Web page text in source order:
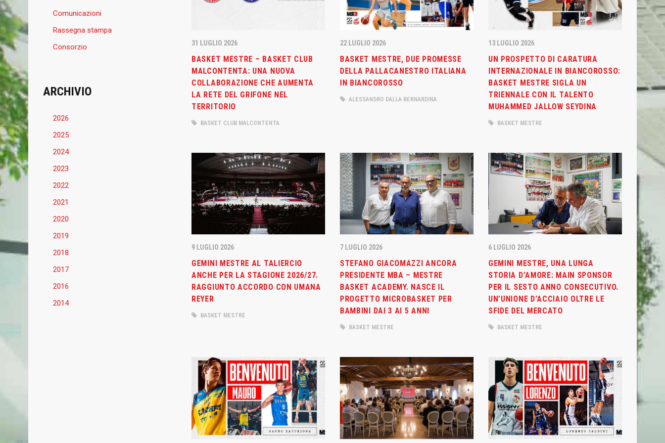
31 LUGLIO 2026
BASKET MESTRE – BASKET CLUB
MALCONTENTA: UNA NUOVA
COLLABORAZIONE CHE AUMENTA
LA RETE DEL GRIFONE NEL
TERRITORIO
BASKET CLUB MALCONTENTA
22 LUGLIO 2026
BASKET MESTRE, DUE PROMESSE
DELLA PALLACANESTRO ITALIANA
IN BIANCOROSSO
ALESSANDRO DALLA BERNARDINA
13 LUGLIO 2026
UN PROSPETTO DI CARATURA
INTERNAZIONALE IN BIANCOROSSO:
BASKET MESTRE SIGLA UN
TRIENNALE CON IL TALENTO
MUHAMMED JALLOW SEYDINA
BASKET MESTRE
9 LUGLIO 2026
GEMINI MESTRE AL TALIERCIO
ANCHE PER LA STAGIONE 2026/27.
RAGGIUNTO ACCORDO CON UMANA
REYER
BASKET MESTRE
7 LUGLIO 2026
STEFANO GIACOMAZZI ANCORA
PRESIDENTE MBA – MESTRE
BASKET ACADEMY. NASCE IL
PROGETTO MICROBASKET PER
BAMBINI DAI 3 AI 5 ANNI
BASKET MESTRE
6 LUGLIO 2026
GEMINI MESTRE, UNA LUNGA
STORIA D’AMORE: MAIN SPONSOR
PER IL SESTO ANNO CONSECUTIVO.
UN’UNIONE D’ACCIAIO OLTRE LE
SFIDE DEL MERCATO
BASKET MESTRE
Comunicazioni
Rassegna stampa
Consorzio
ARCHIVIO
2026
2025
2024
2023
2022
2021
2020
2019
2018
2017
2016
2014